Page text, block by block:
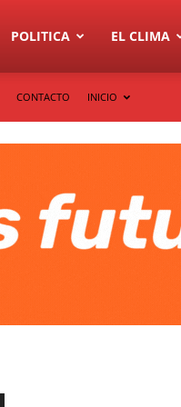
POLITICA EL CLIMA
CONTACTO INICIO